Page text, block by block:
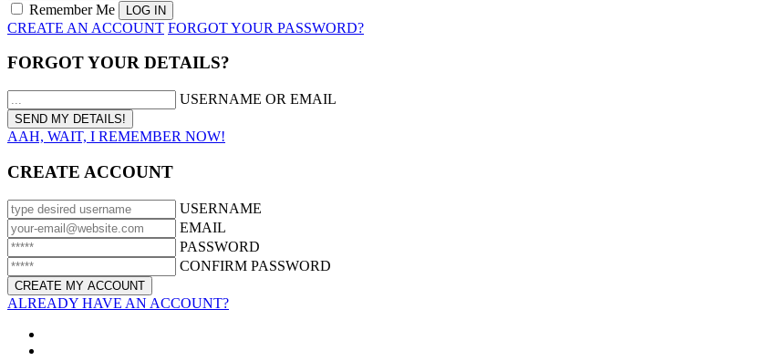
Remember Me
CREATE AN ACCOUNT FORGOT YOUR PASSWORD?
FORGOT YOUR DETAILS?
USERNAME OR EMAIL
AAH, WAIT, I REMEMBER NOW!
CREATE ACCOUNT
USERNAME
EMAIL
PASSWORD
CONFIRM PASSWORD
ALREADY HAVE AN ACCOUNT?